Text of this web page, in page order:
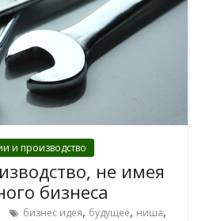
и производство
не имея
бизнеса
бизнес идея, будущее, ниша,